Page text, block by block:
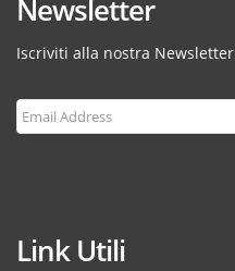
Newsletter
Iscriviti alla nostra Newsletter
Link Utili